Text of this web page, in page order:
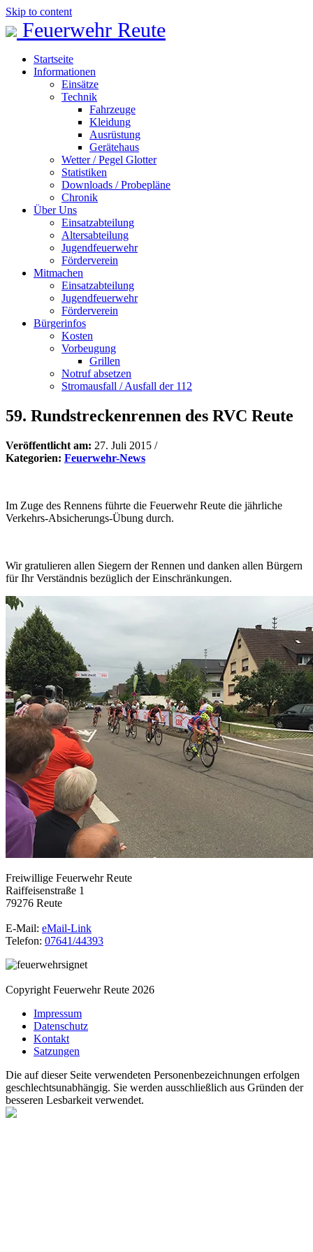
Skip to content
Feuerwehr Reute
Startseite
Informationen
Einsätze
Technik
Fahrzeuge
Kleidung
Ausrüstung
Gerätehaus
Wetter / Pegel Glotter
Statistiken
Downloads / Probepläne
Chronik
Über Uns
Einsatzabteilung
Altersabteilung
Jugendfeuerwehr
Förderverein
Mitmachen
Einsatzabteilung
Jugendfeuerwehr
Förderverein
Bürgerinfos
Kosten
Vorbeugung
Grillen
Notruf absetzen
Stromausfall / Ausfall der 112
59. Rundstreckenrennen des RVC Reute
Veröffentlicht am: 27. Juli 2015 /
Kategorien: Feuerwehr-News
Im Zuge des Rennens führte die Feuerwehr Reute die jährliche
Verkehrs-Absicherungs-Übung durch.
Wir gratulieren allen Siegern der Rennen und danken allen Bürgern
für Ihr Verständnis bezüglich der Einschränkungen.
Freiwillige Feuerwehr Reute
Raiffeisenstraße 1
79276 Reute
E-Mail: eMail-Link
Telefon: 07641/44393
Copyright Feuerwehr Reute 2026
Impressum
Datenschutz
Kontakt
Satzungen
Die auf dieser Seite verwendeten Personenbezeichnungen erfolgen
geschlechtsunabhängig. Sie werden ausschließlich aus Gründen der
besseren Lesbarkeit verwendet.